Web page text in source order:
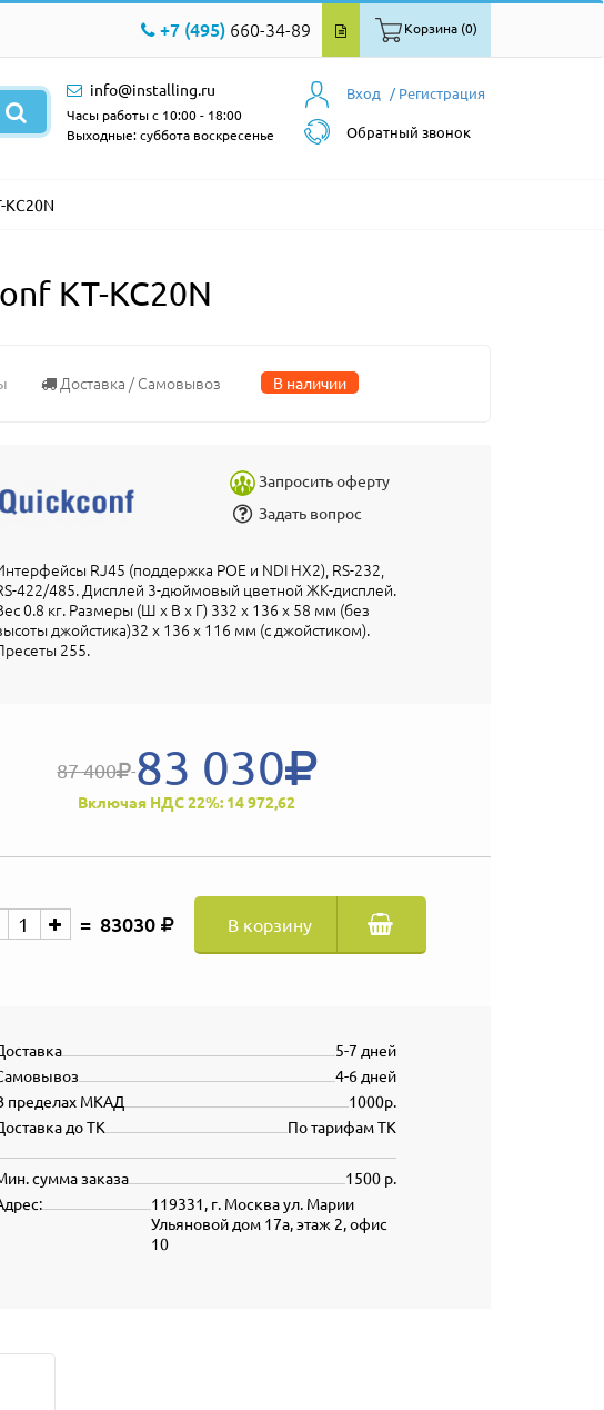
+7 (495) 660-34-89 Корзина (0)
Вход / Регистрация
Обратный звонок
info@installing.ru
Часы работы с 10:00 - 18:00
Выходные: суббота воскресенье
KC20N
KT-KC20N
Доставка / Самовывоз В наличии
Запросить оферту
Задать вопрос
RJ45 (поддержка POE и NDI HX2), RS-232,
422/485. Дисплей 3-дюймовый цветной ЖК-дисплей.
0.8 кг. Размеры (Ш x В x Г) 332 x 136 x 58 мм (без
джойстика)32 x 136 x 116 мм (с джойстиком).
255.
87 400 83 030
Включая НДС 22%: 14 972,62
83030 В корзину
5-7 дней
4-6 дней
1000р.
пределах МКАД
По тарифам ТК
до ТК
1500 р.
сумма заказа
119331, г. Москва ул. Марии
Ульяновой дом 17а, этаж 2, офис
10